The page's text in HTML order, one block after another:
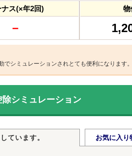
ス(×年2回)
－
物
シミュレーションされとても便利になります。
シミュレーション
ています。 お気に入り